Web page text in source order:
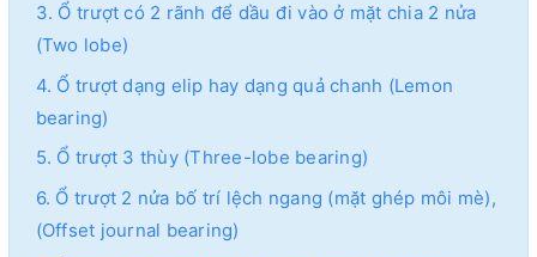
3. Ổ trượt có 2 rãnh để dầu đi vào ở mặt chia 2 nửa
(Two lobe)
4. Ổ trượt dạng elip hay dạng quả chanh (Lemon
bearing)
5. Ổ trượt 3 thùy (Three-lobe bearing)
6. Ổ trượt 2 nửa bố trí lệch ngang (mặt ghép môi mè),
(Offset journal bearing)